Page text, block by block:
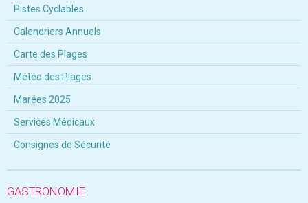
Pistes Cyclables
Calendriers Annuels
Carte des Plages
Météo des Plages
Marées 2025
Services Médicaux
Consignes de Sécurité
GASTRONOMIE